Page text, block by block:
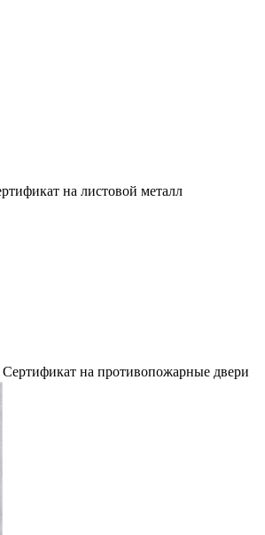
на листовой металл
Сертификат на противопожарные двери